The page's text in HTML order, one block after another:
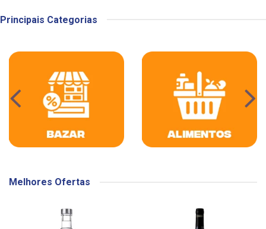
Principais Categorias
Melhores Ofertas